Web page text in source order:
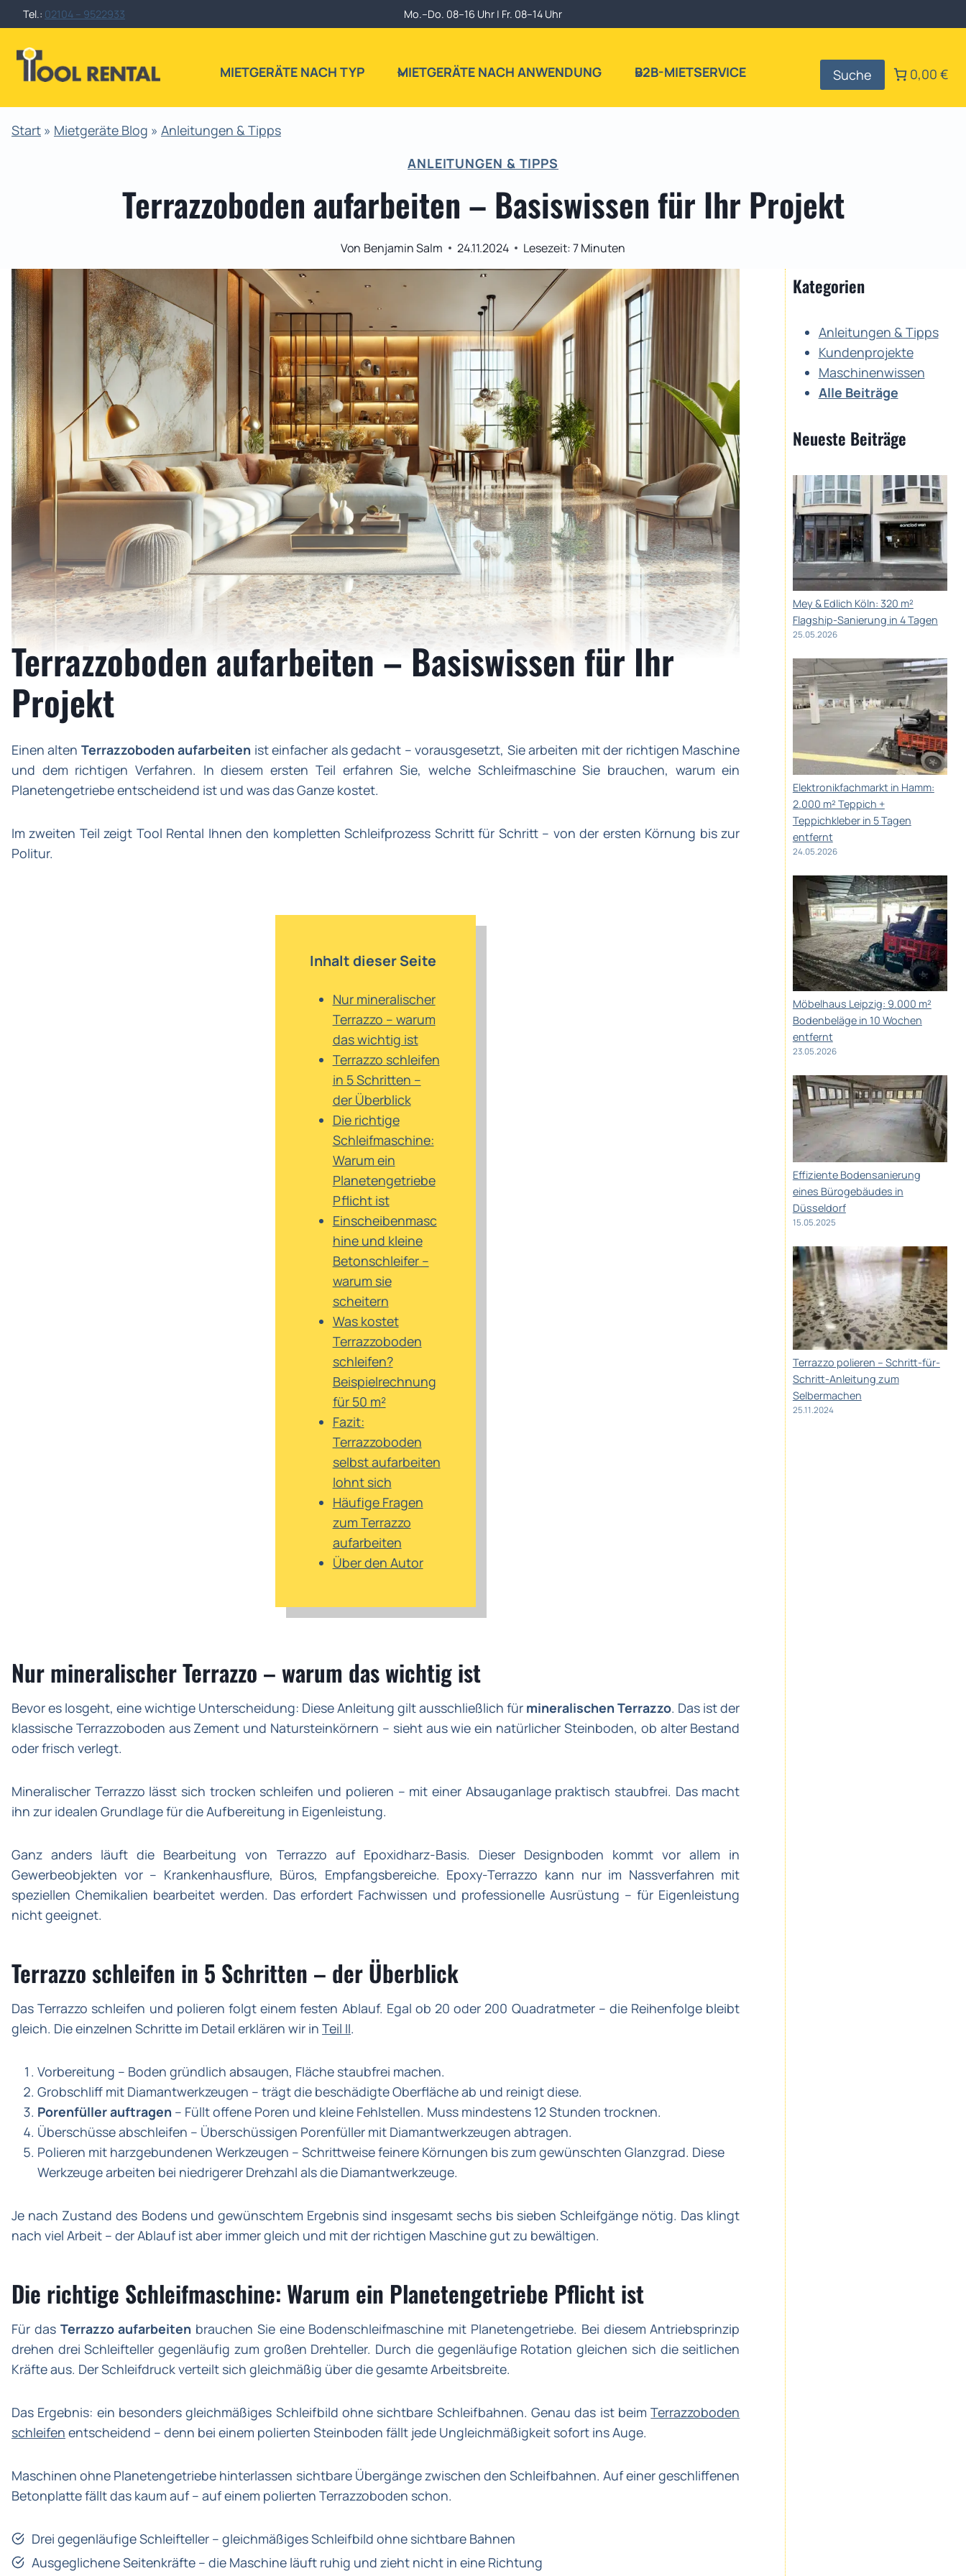
Zum
Inhalt
springen
Tel.: 02104 – 9522933 Mo.–Do. 08–16 Uhr | Fr. 08–14 Uhr
MIETGERÄTE NACH TYP MIETGERÄTE NACH ANWENDUNG B2B-MIETSERVICE Suche 0,00 €
Start » Mietgeräte Blog » Anleitungen & Tipps
ANLEITUNGEN & TIPPS
Terrazzoboden aufarbeiten – Basiswissen für Ihr Projekt
Von Benjamin Salm 24.11.2024 Lesezeit:7Minuten
Terrazzoboden aufarbeiten – Basiswissen für Ihr
Projekt
Einen alten Terrazzoboden aufarbeiten ist einfacher als gedacht – vorausgesetzt, Sie arbeiten mit der richtigen Maschine
und dem richtigen Verfahren. In diesem ersten Teil erfahren Sie, welche Schleifmaschine Sie brauchen, warum ein
Planetengetriebe entscheidend ist und was das Ganze kostet.
Im zweiten Teil zeigt Tool Rental Ihnen den kompletten Schleifprozess Schritt für Schritt – von der ersten Körnung bis zur
Politur.
Inhalt dieser Seite
Nur mineralischer
Terrazzo – warum
das wichtig ist
Terrazzo schleifen
in 5 Schritten –
der Überblick
Die richtige
Schleifmaschine:
Warum ein
Planetengetriebe
Pflicht ist
Einscheibenmasc
hine und kleine
Betonschleifer –
warum sie
scheitern
Was kostet
Terrazzoboden
schleifen?
Beispielrechnung
für 50 m²
Fazit:
Terrazzoboden
selbst aufarbeiten
lohnt sich
Häufige Fragen
zum Terrazzo
aufarbeiten
Über den Autor
Nur mineralischer Terrazzo – warum das wichtig ist
Bevor es losgeht, eine wichtige Unterscheidung: Diese Anleitung gilt ausschließlich für mineralischen Terrazzo. Das ist der
klassische Terrazzoboden aus Zement und Natursteinkörnern – sieht aus wie ein natürlicher Steinboden, ob alter Bestand
oder frisch verlegt.
Mineralischer Terrazzo lässt sich trocken schleifen und polieren – mit einer Absauganlage praktisch staubfrei. Das macht
ihn zur idealen Grundlage für die Aufbereitung in Eigenleistung.
Ganz anders läuft die Bearbeitung von Terrazzo auf Epoxidharz-Basis. Dieser Designboden kommt vor allem in
Gewerbeobjekten vor – Krankenhausflure, Büros, Empfangsbereiche. Epoxy-Terrazzo kann nur im Nassverfahren mit
speziellen Chemikalien bearbeitet werden. Das erfordert Fachwissen und professionelle Ausrüstung – für Eigenleistung
nicht geeignet.
Terrazzo schleifen in 5 Schritten – der Überblick
Das Terrazzo schleifen und polieren folgt einem festen Ablauf. Egal ob 20 oder 200 Quadratmeter – die Reihenfolge bleibt
gleich. Die einzelnen Schritte im Detail erklären wir in Teil II.
Vorbereitung – Boden gründlich absaugen, Fläche staubfrei machen.
Grobschliff mit Diamantwerkzeugen – trägt die beschädigte Oberfläche ab und reinigt diese.
Porenfüller auftragen – Füllt offene Poren und kleine Fehlstellen. Muss mindestens 12 Stunden trocknen.
Überschüsse abschleifen – Überschüssigen Porenfüller mit Diamantwerkzeugen abtragen.
Polieren mit harzgebundenen Werkzeugen – Schrittweise feinere Körnungen bis zum gewünschten Glanzgrad. Diese
Werkzeuge arbeiten bei niedrigerer Drehzahl als die Diamantwerkzeuge.
Je nach Zustand des Bodens und gewünschtem Ergebnis sind insgesamt sechs bis sieben Schleifgänge nötig. Das klingt
nach viel Arbeit – der Ablauf ist aber immer gleich und mit der richtigen Maschine gut zu bewältigen.
Die richtige Schleifmaschine: Warum ein Planetengetriebe Pflicht ist
Für das Terrazzo aufarbeiten brauchen Sie eine Bodenschleifmaschine mit Planetengetriebe. Bei diesem Antriebsprinzip
drehen drei Schleifteller gegenläufig zum großen Drehteller. Durch die gegenläufige Rotation gleichen sich die seitlichen
Kräfte aus. Der Schleifdruck verteilt sich gleichmäßig über die gesamte Arbeitsbreite.
Das Ergebnis: ein besonders gleichmäßiges Schleifbild ohne sichtbare Schleifbahnen. Genau das ist beimTerrazzoboden
schleifen entscheidend – denn bei einem polierten Steinboden fällt jede Ungleichmäßigkeit sofort ins Auge.
Maschinen ohne Planetengetriebe hinterlassen sichtbare Übergänge zwischen den Schleifbahnen. Auf einer geschliffenen
Betonplatte fällt das kaum auf – auf einem polierten Terrazzoboden schon.
Drei gegenläufige Schleifteller – gleichmäßiges Schleifbild ohne sichtbare Bahnen
Ausgeglichene Seitenkräfte – die Maschine läuft ruhig und zieht nicht in eine Richtung
Kategorien
Anleitungen & Tipps
Kundenprojekte
Maschinenwissen
Alle Beiträge
Neueste Beiträge
Mey & Edlich Köln: 320 m²
Flagship-Sanierung in 4 Tagen
25.05.2026
Elektronikfachmarkt in Hamm:
2.000 m² Teppich +
Teppichkleber in 5 Tagen
entfernt
24.05.2026
Möbelhaus Leipzig: 9.000 m²
Bodenbeläge in 10 Wochen
entfernt
23.05.2026
Effiziente Bodensanierung
eines Bürogebäudes in
Düsseldorf
15.05.2025
Terrazzo polieren – Schritt-für-
Schritt-Anleitung zum
Selbermachen
25.11.2024